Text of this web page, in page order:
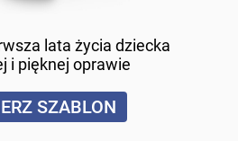
lata życia dziecka
i pięknej oprawie
SZABLON